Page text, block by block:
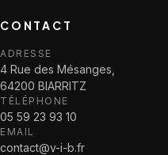
CONTACT
ADRESSE
4 Rue des Mésanges,
64200 BIARRITZ
TÉLÉPHONE
05 59 23 93 10
EMAIL
contact@v-i-b.fr